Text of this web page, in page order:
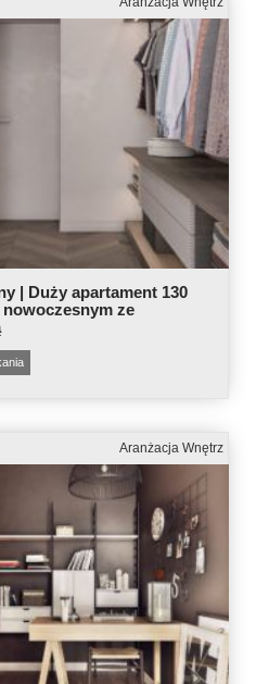
| Duży apartament 130
ze
Aranżacja Wnętrz